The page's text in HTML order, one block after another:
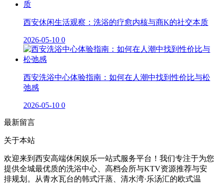
西安休闲生活观察：洗浴的疗愈内核与商K的社交本质
2026-05-10 0
西安洗浴中心体验指南：如何在人潮中找到性价比与松
弛感
2026-05-10 0
最新留言
关于本站
欢迎来到西安高端休闲娱乐一站式服务平台！我们专注于为您
提供全城最优质的洗浴中心、高档会所与KTV资源推荐与安
排规划。从青水瓦台的韩式汗蒸、清水湾·乐汤汇的欧式温